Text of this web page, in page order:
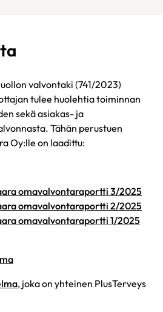
valvontaki (741/2023)
tulee huolehtia toiminnan
sekä asiakas- ja
Tähän perustuen
Oy:lle on laadittu:
omavalvontaraportti 3/2025
omavalvontaraportti 2/2025
omavalvontaraportti 1/2025
, joka on yhteinen PlusTerveys